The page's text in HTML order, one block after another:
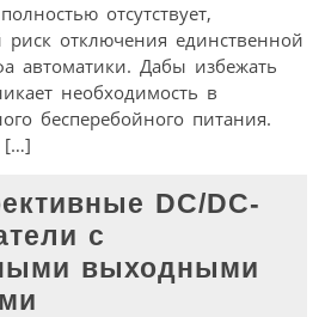
отсутствует,
риск отключения единственной
автоматики. Дабы избежать
необходимость в
бесперебойного питания.
[…]
DC/DC-
с
выходными